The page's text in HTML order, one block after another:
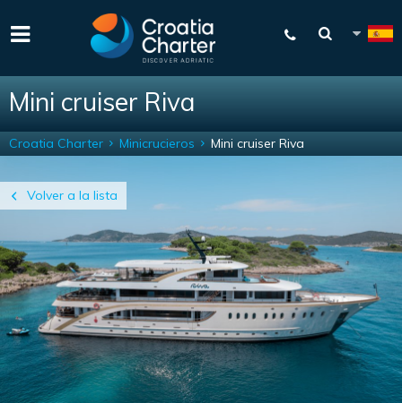
Mini cruiser Riva
Volver a la lista
Croatia Charter Minicrucieros Mini cruiser Riva